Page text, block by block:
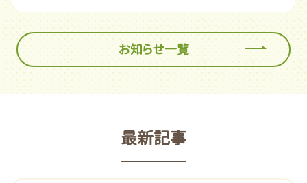
お知らせ一覧
最新記事